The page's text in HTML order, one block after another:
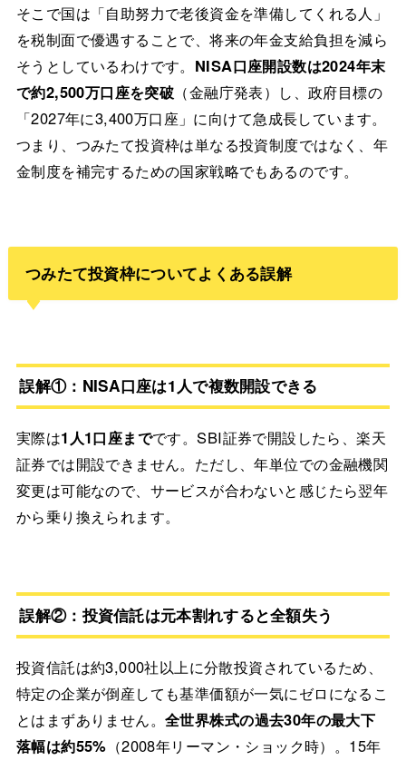
そこで国は「自助努力で老後資金を準備してくれる人」
を税制面で優遇することで、将来の年金支給負担を減ら
そうとしているわけです。 NISA口座開設数は2024年末
で約2,500万口座を突破 （金融庁発表）し、政府目標の
「2027年に3,400万口座」に向けて急成長しています。
つまり、つみたて投資枠は単なる投資制度ではなく、年
金制度を補完するための国家戦略でもあるのです。
つみたて投資枠についてよくある誤解
誤解①：NISA口座は1人で複数開設できる
実際は1人1口座までです。SBI証券で開設したら、楽天
証券では開設できません。ただし、年単位での金融機関
変更は可能なので、サービスが合わないと感じたら翌年
から乗り換えられます。
誤解②：投資信託は元本割れすると全額失う
投資信託は約3,000社以上に分散投資されているため、
特定の企業が倒産しても基準価額が一気にゼロになるこ
とはまずありません。全世界株式の過去30年の最大下
落幅は約55% （2008年リーマン・ショック時）。15年